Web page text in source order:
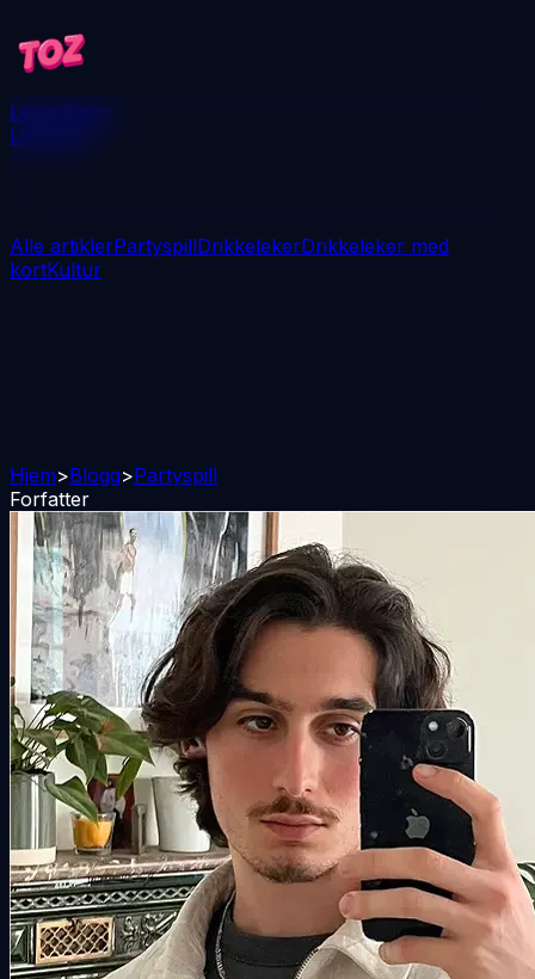
LekerBlogg
Last ned
Alle artiklerPartyspillDrikkelekerDrikkeleker med
kortKultur
Hjem>Blogg>Partyspill
Forfatter